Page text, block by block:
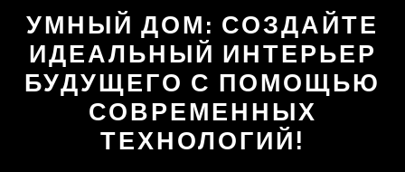
УМНЫЙ ДОМ: СОЗДАЙТЕ
ИДЕАЛЬНЫЙ ИНТЕРЬЕР
БУДУЩЕГО С ПОМОЩЬЮ
СОВРЕМЕННЫХ
ТЕХНОЛОГИЙ!